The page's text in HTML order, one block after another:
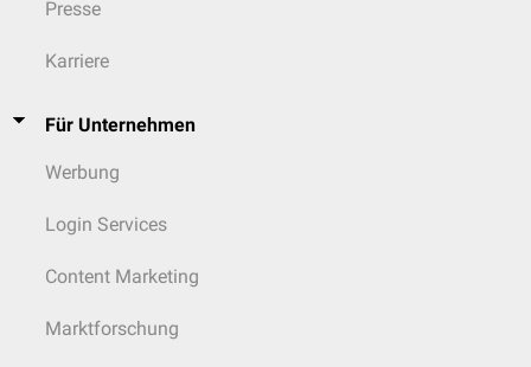
Presse
Karriere
Für Unternehmen
Werbung
Login Services
Content Marketing
Marktforschung